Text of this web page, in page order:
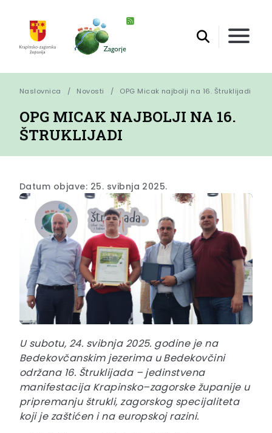
Naslovnica Novosti OPG Micak najbolji na 16. Štruklijadi
OPG MICAK NAJBOLJI NA 16.
ŠTRUKLIJADI
Datum objave: 25. svibnja 2025.
U subotu, 24. svibnja 2025. godine je na
Bedekovčanskim jezerima u Bedekovčini
održana 16. Štruklijada – jedinstvena
manifestacija Krapinsko–zagorske županije u
pripremanju štrukli, zagorskog specijaliteta
koji je zaštićen i na europskoj razini.